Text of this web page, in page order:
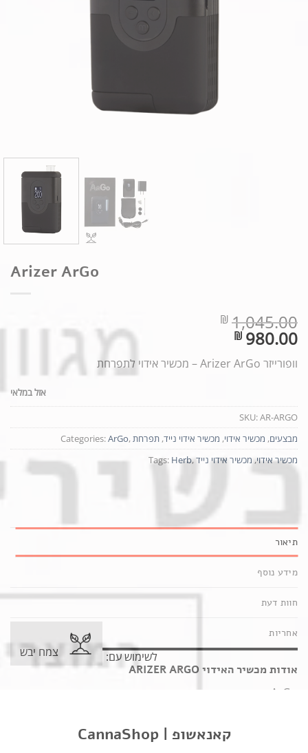
CannaShop | קאנאשופ
Arizer ArGo
₪ 1,045.00
₪ 980.00
וופורייזר Arizer ArGo – מכשיר אידוי לתפרחת
אזל במלאי
SKU:AR-ARGO
Categories:ArGo, מבצעים, מכשיר אידוי, מכשיר אידוי נייד, תפרחת
Tags: Herb, מכשיר אידוי, מכשיר אידוי נייד
תיאור
מידע נוסף
חוות דעת
אחריות
לשימוש עם:
צמח יבש
אודות מכשיר האידוי ARIZER ARGO
ArGo, מהונדס בחימום הסעה ונבנה בנתיב אוויר קרמי, זכוכית
שלמות וטעם של העשב היבש. פיות זכוכית שומרות על אידוי קריר
וטהור. מכסה מתכוונן וניתן להסרה מספק גישה קלה ושמירה